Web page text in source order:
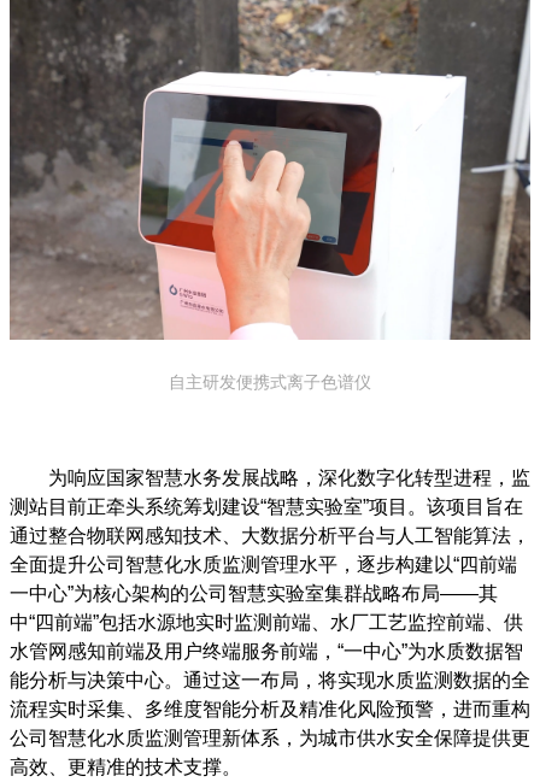
自主研发便携式离子色谱仪
为响应国家智慧水务发展战略，深化数字化转型进程，监
测站目前正牵头系统筹划建设“智慧实验室”项目。该项目旨在
通过整合物联网感知技术、大数据分析平台与人工智能算法，
全面提升公司智慧化水质监测管理水平，逐步构建以“四前端
一中心”为核心架构的公司智慧实验室集群战略布局——其
中“四前端”包括水源地实时监测前端、水厂工艺监控前端、供
水管网感知前端及用户终端服务前端，“一中心”为水质数据智
能分析与决策中心。通过这一布局，将实现水质监测数据的全
流程实时采集、多维度智能分析及精准化风险预警，进而重构
公司智慧化水质监测管理新体系，为城市供水安全保障提供更
高效、更精准的技术支撑。